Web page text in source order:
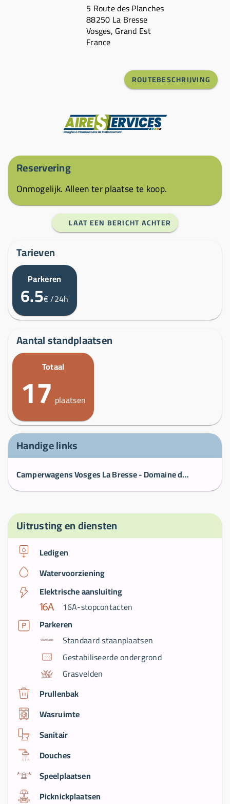
5 Route des Planches
88250 La Bresse
Vosges, Grand Est
France
ROUTEBESCHRIJVING
Reservering
Onmogelijk. Alleen ter plaatse te koop.
LAAT EEN BERICHT ACHTER
Tarieven
Parkeren
6.5€/24h
Aantal standplaatsen
Totaal
17 plaatsen
Handige links
Camperwagens Vosges La Bresse - Domaine du Haut des Bluches, La Bresse
Uitrusting en diensten
Ledigen
Watervoorziening
Elektrische aansluiting
16A-stopcontacten
Parkeren
Standaard staanplaatsen
Gestabiliseerde ondergrond
Grasvelden
Prullenbak
Wasruimte
Sanitair
Douches
Speelplaatsen
Picknickplaatsen